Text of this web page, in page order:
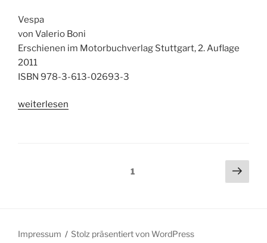
Vespa
von Valerio Boni
Erschienen im Motorbuchverlag Stuttgart, 2. Auflage
2011
ISBN 978-3-613-02693-3
„Valerio
weiterlesen
Seite1
Impressum Stolz präsentiert von WordPress